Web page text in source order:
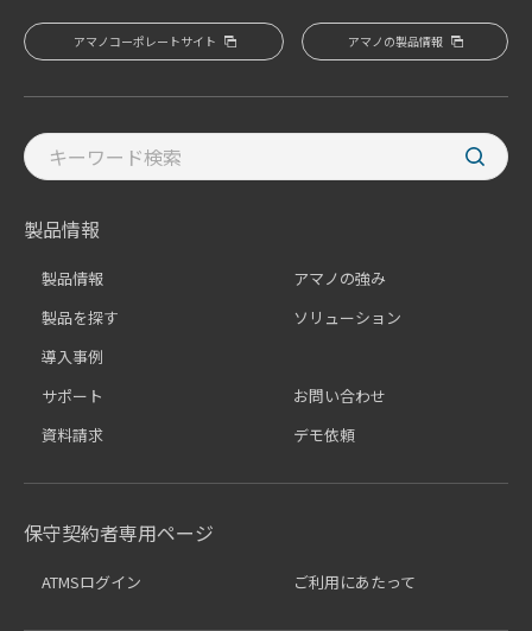
アマノコーポレートサイト アマノの製品情報
製品情報
製品情報
アマノの強み
製品を探す
ソリューション
導入事例
サポート
お問い合わせ
資料請求
デモ依頼
保守契約者専用ページ
ATMSログイン ご利用にあたって